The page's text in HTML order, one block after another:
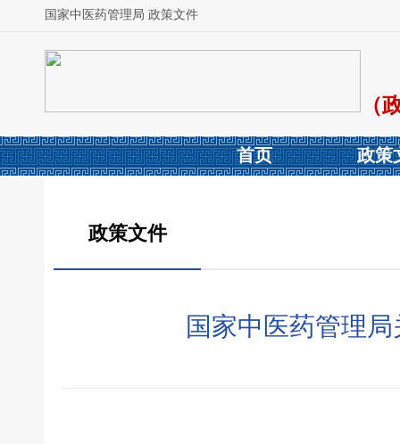
国家中医药管理局 政策文件
（
首页 政策
政策文件
国家中医药管理